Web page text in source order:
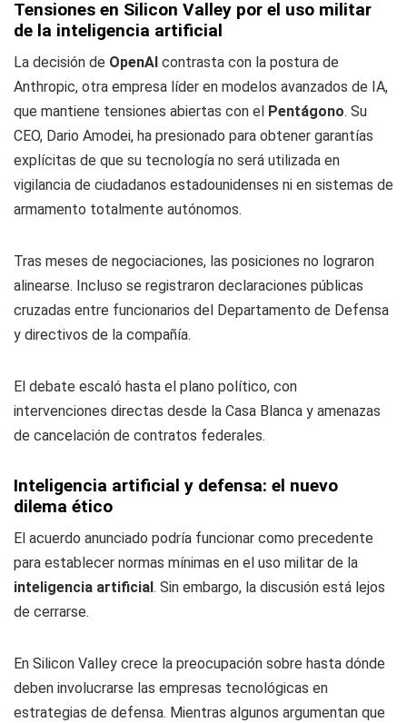
Tensiones en Silicon Valley por el uso militar
de la inteligencia artificial
La decisión de OpenAI contrasta con la postura de
Anthropic, otra empresa líder en modelos avanzados de IA,
que mantiene tensiones abiertas con el Pentágono. Su
CEO, Dario Amodei, ha presionado para obtener garantías
explícitas de que su tecnología no será utilizada en
vigilancia de ciudadanos estadounidenses ni en sistemas de
armamento totalmente autónomos.
Tras meses de negociaciones, las posiciones no lograron
alinearse. Incluso se registraron declaraciones públicas
cruzadas entre funcionarios del Departamento de Defensa
y directivos de la compañía.
El debate escaló hasta el plano político, con
intervenciones directas desde la Casa Blanca y amenazas
de cancelación de contratos federales.
Inteligencia artificial y defensa: el nuevo
dilema ético
El acuerdo anunciado podría funcionar como precedente
para establecer normas mínimas en el uso militar de la
inteligencia artificial. Sin embargo, la discusión está lejos
de cerrarse.
En Silicon Valley crece la preocupación sobre hasta dónde
deben involucrarse las empresas tecnológicas en
estrategias de defensa. Mientras algunos argumentan que